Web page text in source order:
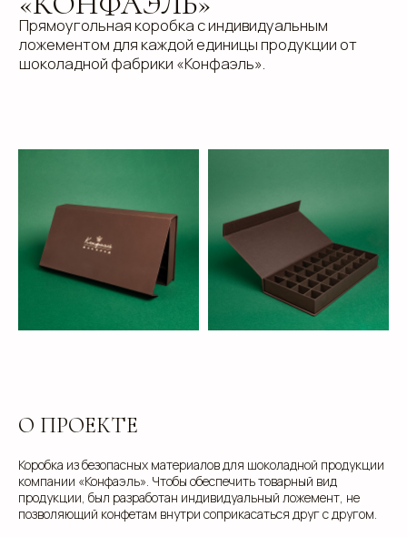
О ПРОЕКТЕ
Коробка из безопасных материалов для шоколадной продукции
компании «Конфаэль». Чтобы обеспечить товарный вид
продукции, был разработан индивидуальный ложемент, не
позволяющий конфетам внутри соприкасаться друг с другом.